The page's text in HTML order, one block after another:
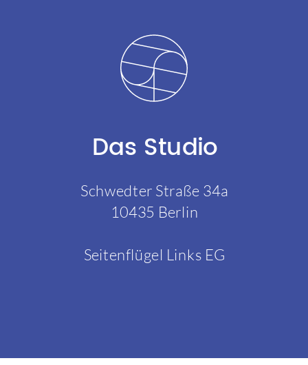
Das Studio
Schwedter Straße 34a
10435 Berlin
Seitenflügel Links EG